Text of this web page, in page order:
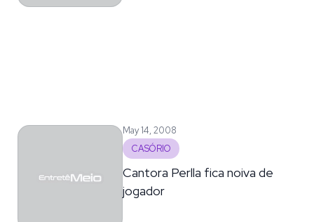
May 14, 2008
CASÓRIO
Cantora Perlla fica noiva de
jogador